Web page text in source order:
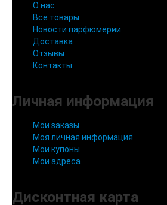
О нас
Все товары
Новости парфюмерии
Доставка
Отзывы
Контакты
Личная информация
Мои заказы
Моя личная информация
Мои купоны
Мои адреса
Дисконтная карта